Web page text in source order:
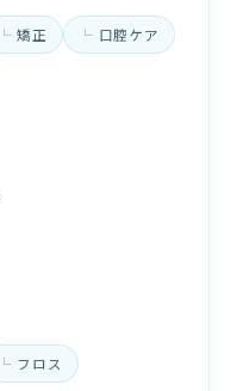
矯正 口腔ケア
フロス